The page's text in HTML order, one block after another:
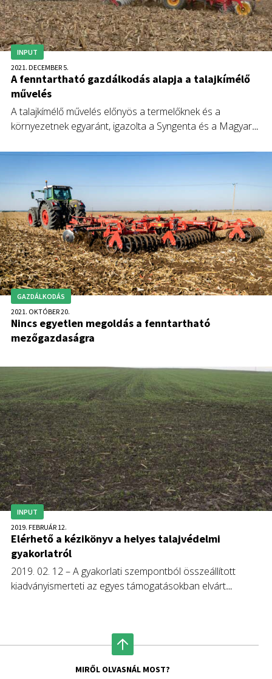
INPUT
2021. DECEMBER 5.
A fenntartható gazdálkodás alapja a talajkímélő
művelés
A talajkímélő művelés előnyös a termelőknek és a
környezetnek egyaránt, igazolta a Syngenta és a Magyar
amelyet a zalai Szentgyörgyváron indítottak 2003-ban. A
kísérlet bizonyította: a talajkímélő művelés fokozza a talaj
vízelnyelő képességét, növeli a talaj egészségét és biológiai
sokféleségét, csökkenti a veszteséget és a talajlemosódást a
lejtőkön.
GAZDÁLKODÁS
2021. OKTÓBER 20.
Nincs egyetlen megoldás a fenntartható
mezőgazdaságra
INPUT
2019. FEBRUÁR 12.
Elérhető a kézikönyv a helyes talajvédelmi
gyakorlatról
2019. 02. 12 – A gyakorlati szempontból összeállított
kiadványismerteti az egyes támogatásokban elvárt
amelyekkel a gazdálkodó saját területén elősegítheti például
vízmegőrzést, mind az agrotechnika, mind a
másodvetemények alkalmazásával. Bemutatja a talajok
MIRŐL OLVASNÁL MOST?